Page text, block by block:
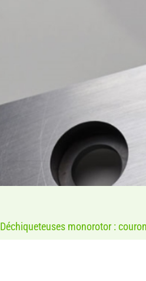
Déchiqueteuses monorotor :